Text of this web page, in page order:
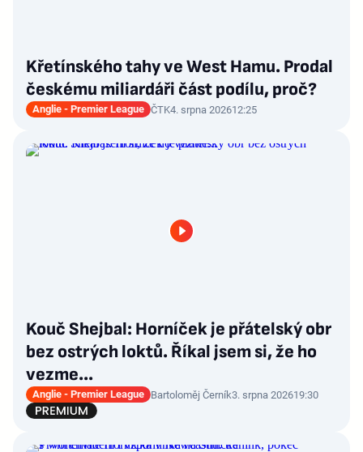
Křetínského tahy ve West Hamu. Prodal
českému miliardáři část podílu, proč?
Anglie - Premier League ČTK4. srpna 202612:25
Kouč Shejbal: Horníček je přátelský obr
bez ostrých loktů. Říkal jsem si, že ho
vezme...
Anglie - Premier League Bartoloměj Černík3. srpna 202619:30